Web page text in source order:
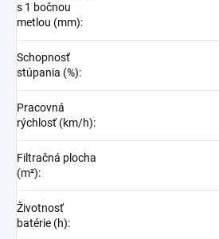
s 1 bočnou
metlou (mm):
Schopnosť
stúpania (%):
Pracovná
rýchlosť (km/h):
Filtračná plocha
(m²):
Životnosť
batérie (h):